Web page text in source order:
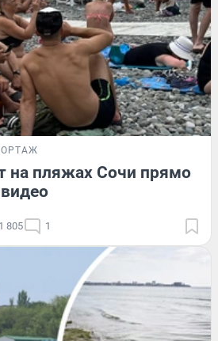
на пляжах Сочи прямо
1 805 1